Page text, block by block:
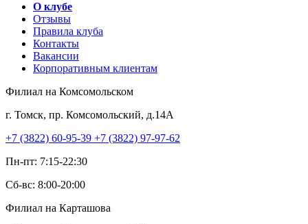
О клубе
Отзывы
Правила клуба
Контакты
Вакансии
Корпоративным клиентам
Филиал на Комсомольском
г. Томск, пр. Комсомольский, д.14А
+7 (3822) 60-95-39 +7 (3822) 97-97-62
Пн-пт: 7:15-22:30
Сб-вс: 8:00-20:00
Филиал на Карташова